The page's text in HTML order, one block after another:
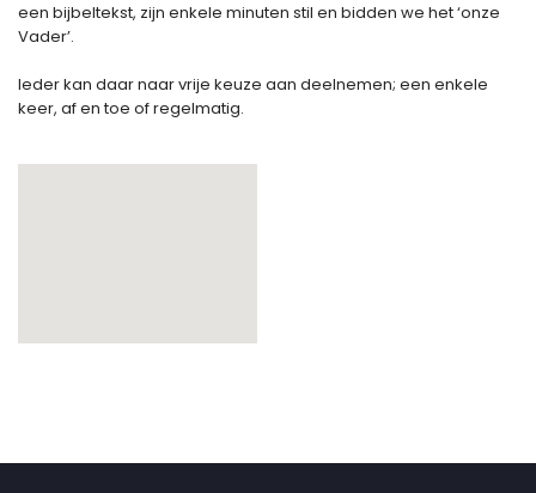
een bijbeltekst, zijn enkele minuten stil en bidden we het ‘onze
Vader’.
Ieder kan daar naar vrije keuze aan deelnemen; een enkele
keer, af en toe of regelmatig.